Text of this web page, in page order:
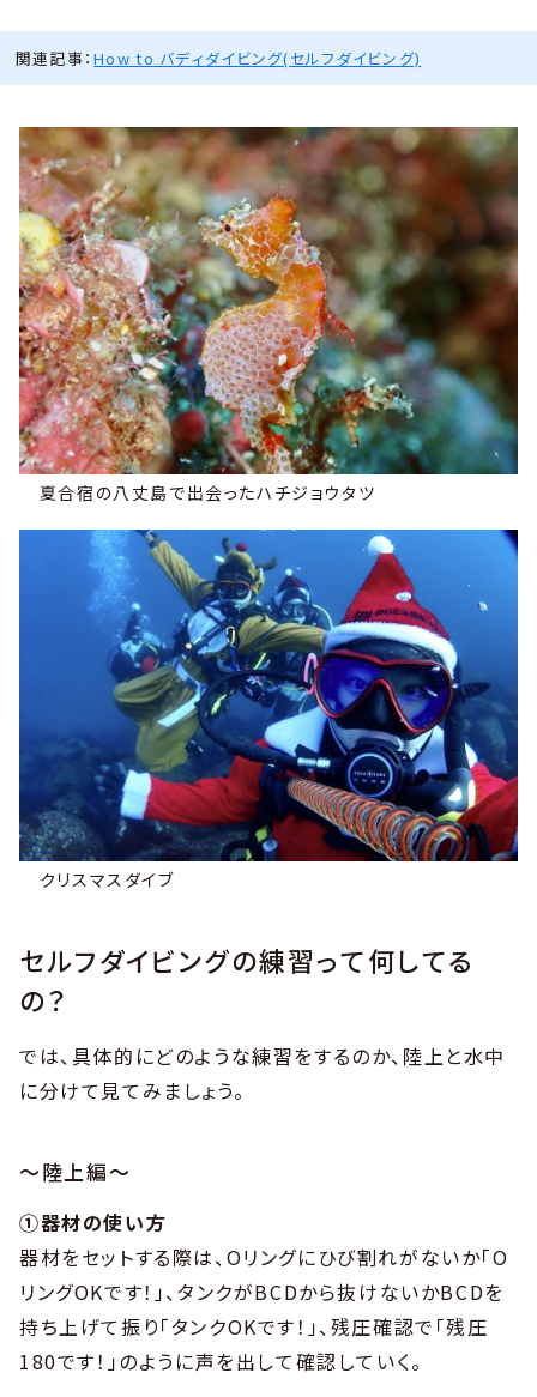
関連記事：How to バディダイビング(セルフダイビング)
夏合宿の八丈島で出会ったハチジョウタツ
クリスマスダイブ
セルフダイビングの練習って何してる
の？
では、具体的にどのような練習をするのか、陸上と水中
に分けて見てみましょう。
～陸上編～
①器材の使い方
器材をセットする際は、Oリングにひび割れがないか「O
リングOKです！」、タンクがBCDから抜けないかBCDを
持ち上げて振り「タンクOKです！」、残圧確認で「残圧
180です！」のように声を出して確認していく。